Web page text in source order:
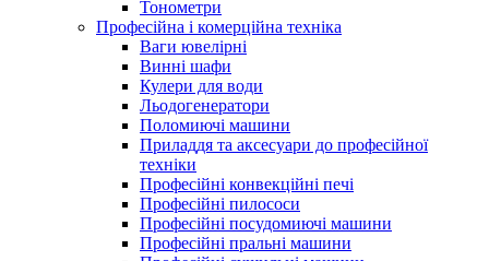
Тонометри
Професійна і комерційна техніка
Ваги ювелірні
Винні шафи
Кулери для води
Льодогенератори
Поломиючі машини
Приладдя та аксесуари до професійної
техніки
Професійні конвекційні печі
Професійні пилососи
Професійні посудомиючі машини
Професійні пральні машини